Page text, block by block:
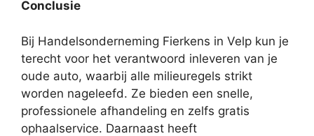
Conclusie
Bij Handelsonderneming Fierkens in Velp kun je
terecht voor het verantwoord inleveren van je
oude auto, waarbij alle milieuregels strikt
worden nageleefd. Ze bieden een snelle,
professionele afhandeling en zelfs gratis
ophaalservice. Daarnaast heeft